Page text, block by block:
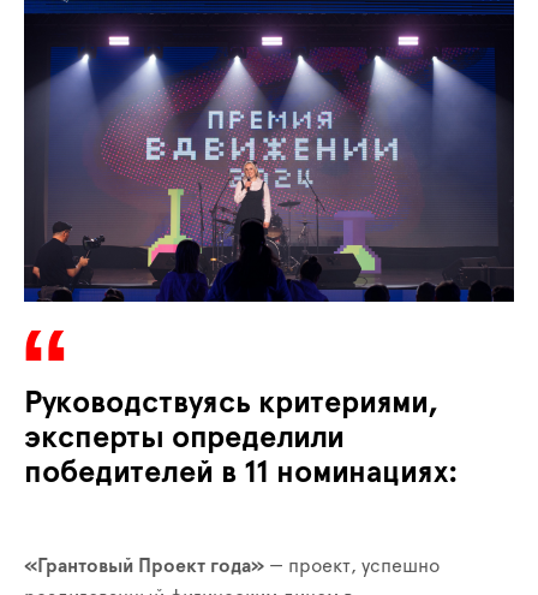
Руководствуясь критериями,
эксперты определили
победителей в 11 номинациях:
«Грантовый Проект года» — проект, успешно